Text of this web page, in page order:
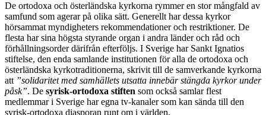
De ortodoxa och österländska kyrkorna rymmer en stor mångfald av
samfund som agerar på olika sätt. Generellt har dessa kyrkor
hörsammat myndigheters rekommendationer och restriktioner. De
flesta har sina högsta styrande organ i andra länder och råd och
förhållningsorder därifrån efterföljs. I Sverige har Sankt Ignatios
stiftelse, den enda samlande institutionen för alla de ortodoxa och
österländska kyrkotraditionerna, skrivit till de samverkande kyrkorna
att ”solidaritet med samhällets utsatta innebär stängda kyrkor under
påsk”. De syrisk-ortodoxa stiften som också samlar flest
medlemmar i Sverige har egna tv-kanaler som kan sända till den
syrisk-ortodoxa diasporan runt om i världen.